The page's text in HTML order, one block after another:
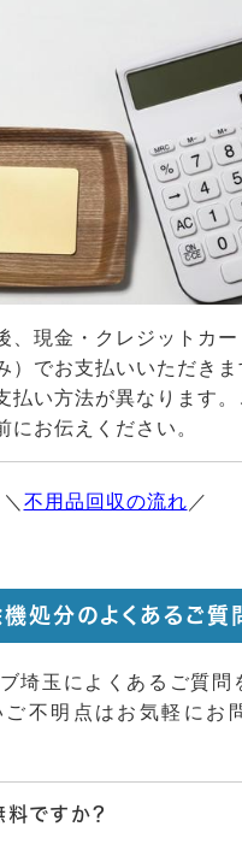
、現金・クレジットカ
）でお支払いいただき
払い方法が異なります
にお伝えください。
＼ 不用品回収の流れ ／
処分のよくあるご質
埼玉によくあるご質問
不明点はお気軽にお
ですか？